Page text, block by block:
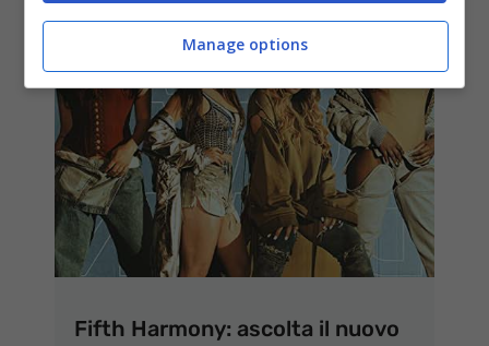
Fifth Harmony: ascolta il nuovo
Manage options